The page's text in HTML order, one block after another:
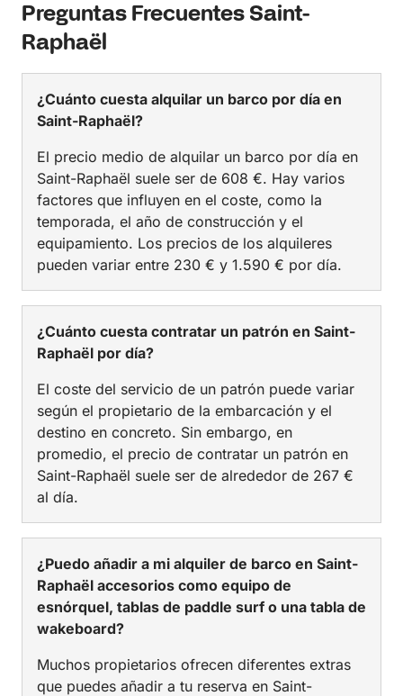
Preguntas Frecuentes Saint-
Raphaël
¿Cuánto cuesta alquilar un barco por día en
Saint-Raphaël?
El precio medio de alquilar un barco por día en
Saint-Raphaël suele ser de 608 €. Hay varios
factores que influyen en el coste, como la
temporada, el año de construcción y el
equipamiento. Los precios de los alquileres
pueden variar entre 230 € y 1.590 € por día.
¿Cuánto cuesta contratar un patrón en Saint-
Raphaël por día?
El coste del servicio de un patrón puede variar
según el propietario de la embarcación y el
destino en concreto. Sin embargo, en
promedio, el precio de contratar un patrón en
Saint-Raphaël suele ser de alrededor de 267 €
al día.
¿Puedo añadir a mi alquiler de barco en Saint-
Raphaël accesorios como equipo de
esnórquel, tablas de paddle surf o una tabla de
wakeboard?
Muchos propietarios ofrecen diferentes extras
que puedes añadir a tu reserva en Saint-